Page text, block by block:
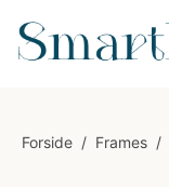
Forside / Frames /